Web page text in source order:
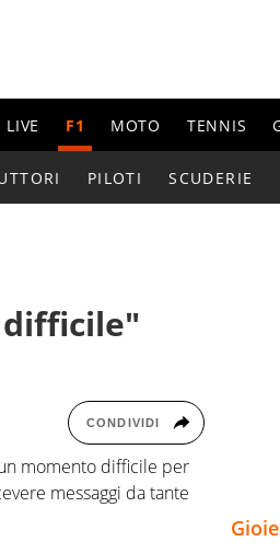
LIVE F1 MOTO TENNIS
PILOTI SCUDERIE
CONDIVIDI
momento difficile per
messaggi da tante